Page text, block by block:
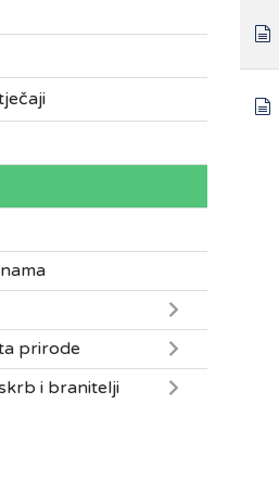
prirode
i branitelji